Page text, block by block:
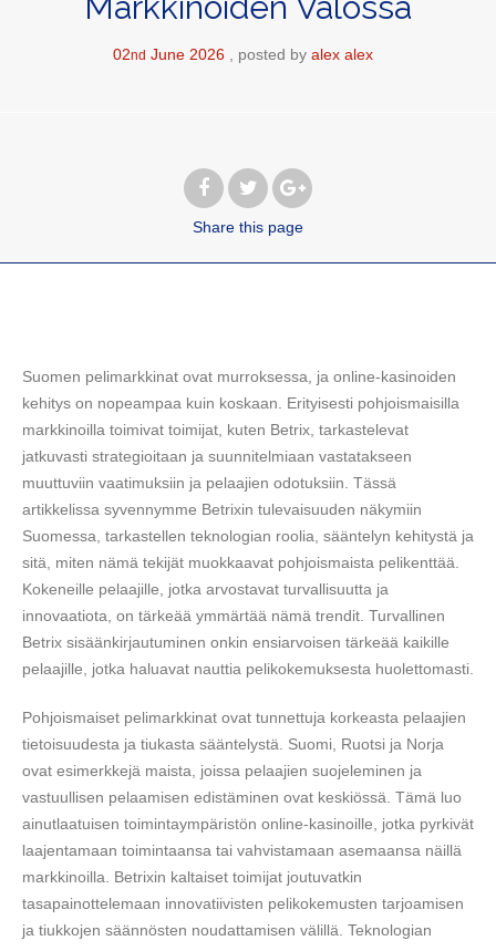
02nd June 2026 posted by alex alex
Share this page
Suomen pelimarkkinat ovat murroksessa, ja online-kasinoiden
kehitys on nopeampaa kuin koskaan. Erityisesti pohjoismaisilla
markkinoilla toimivat toimijat, kuten Betrix, tarkastelevat
jatkuvasti strategioitaan ja suunnitelmiaan vastatakseen
muuttuviin vaatimuksiin ja pelaajien odotuksiin. Tässä
artikkelissa syvennymme Betrixin tulevaisuuden näkymiin
Suomessa, tarkastellen teknologian roolia, sääntelyn kehitystä ja
sitä, miten nämä tekijät muokkaavat pohjoismaista pelikenttää.
Kokeneille pelaajille, jotka arvostavat turvallisuutta ja
innovaatiota, on tärkeää ymmärtää nämä trendit. Turvallinen
Betrix sisäänkirjautuminen onkin ensiarvoisen tärkeää kaikille
pelaajille, jotka haluavat nauttia pelikokemuksesta huolettomasti.
Pohjoismaiset pelimarkkinat ovat tunnettuja korkeasta pelaajien
tietoisuudesta ja tiukasta sääntelystä. Suomi, Ruotsi ja Norja
ovat esimerkkejä maista, joissa pelaajien suojeleminen ja
vastuullisen pelaamisen edistäminen ovat keskiössä. Tämä luo
ainutlaatuisen toimintaympäristön online-kasinoille, jotka pyrkivät
laajentamaan toimintaansa tai vahvistamaan asemaansa näillä
markkinoilla. Betrixin kaltaiset toimijat joutuvatkin
tasapainottelemaan innovatiivisten pelikokemusten tarjoamisen
ja tiukkojen säännösten noudattamisen välillä. Teknologian